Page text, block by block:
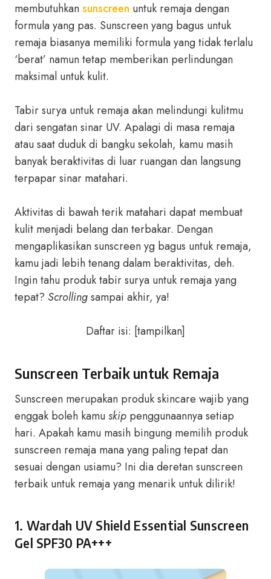
membutuhkansunscreen untuk remaja dengan
formula yang pas. Sunscreen yang bagus untuk
remaja biasanya memiliki formula yang tidak terlalu
‘berat’ namun tetap memberikan perlindungan
maksimal untuk kulit.
Tabir surya untuk remaja akan melindungi kulitmu
dari sengatan sinar UV. Apalagi di masa remaja
atau saat duduk di bangku sekolah, kamu masih
banyak beraktivitas di luar ruangan dan langsung
terpapar sinar matahari.
Aktivitas di bawah terik matahari dapat membuat
kulit menjadi belang dan terbakar. Dengan
mengaplikasikan sunscreen yg bagus untuk remaja,
kamu jadi lebih tenang dalam beraktivitas, deh.
Ingin tahu produk tabir surya untuk remaja yang
tepat? Scrollingsampai akhir, ya!
Daftar isi: [tampilkan]
Sunscreen Terbaik untuk Remaja
Sunscreen merupakan produk skincare wajib yang
enggak boleh kamuskip penggunaannya setiap
hari. Apakah kamu masih bingung memilih produk
sunscreen remaja mana yang paling tepat dan
sesuai dengan usiamu? Ini dia deretan sunscreen
terbaik untuk remaja yang menarik untuk dilirik!
1. Wardah UV Shield Essential Sunscreen
Gel SPF30 PA+++